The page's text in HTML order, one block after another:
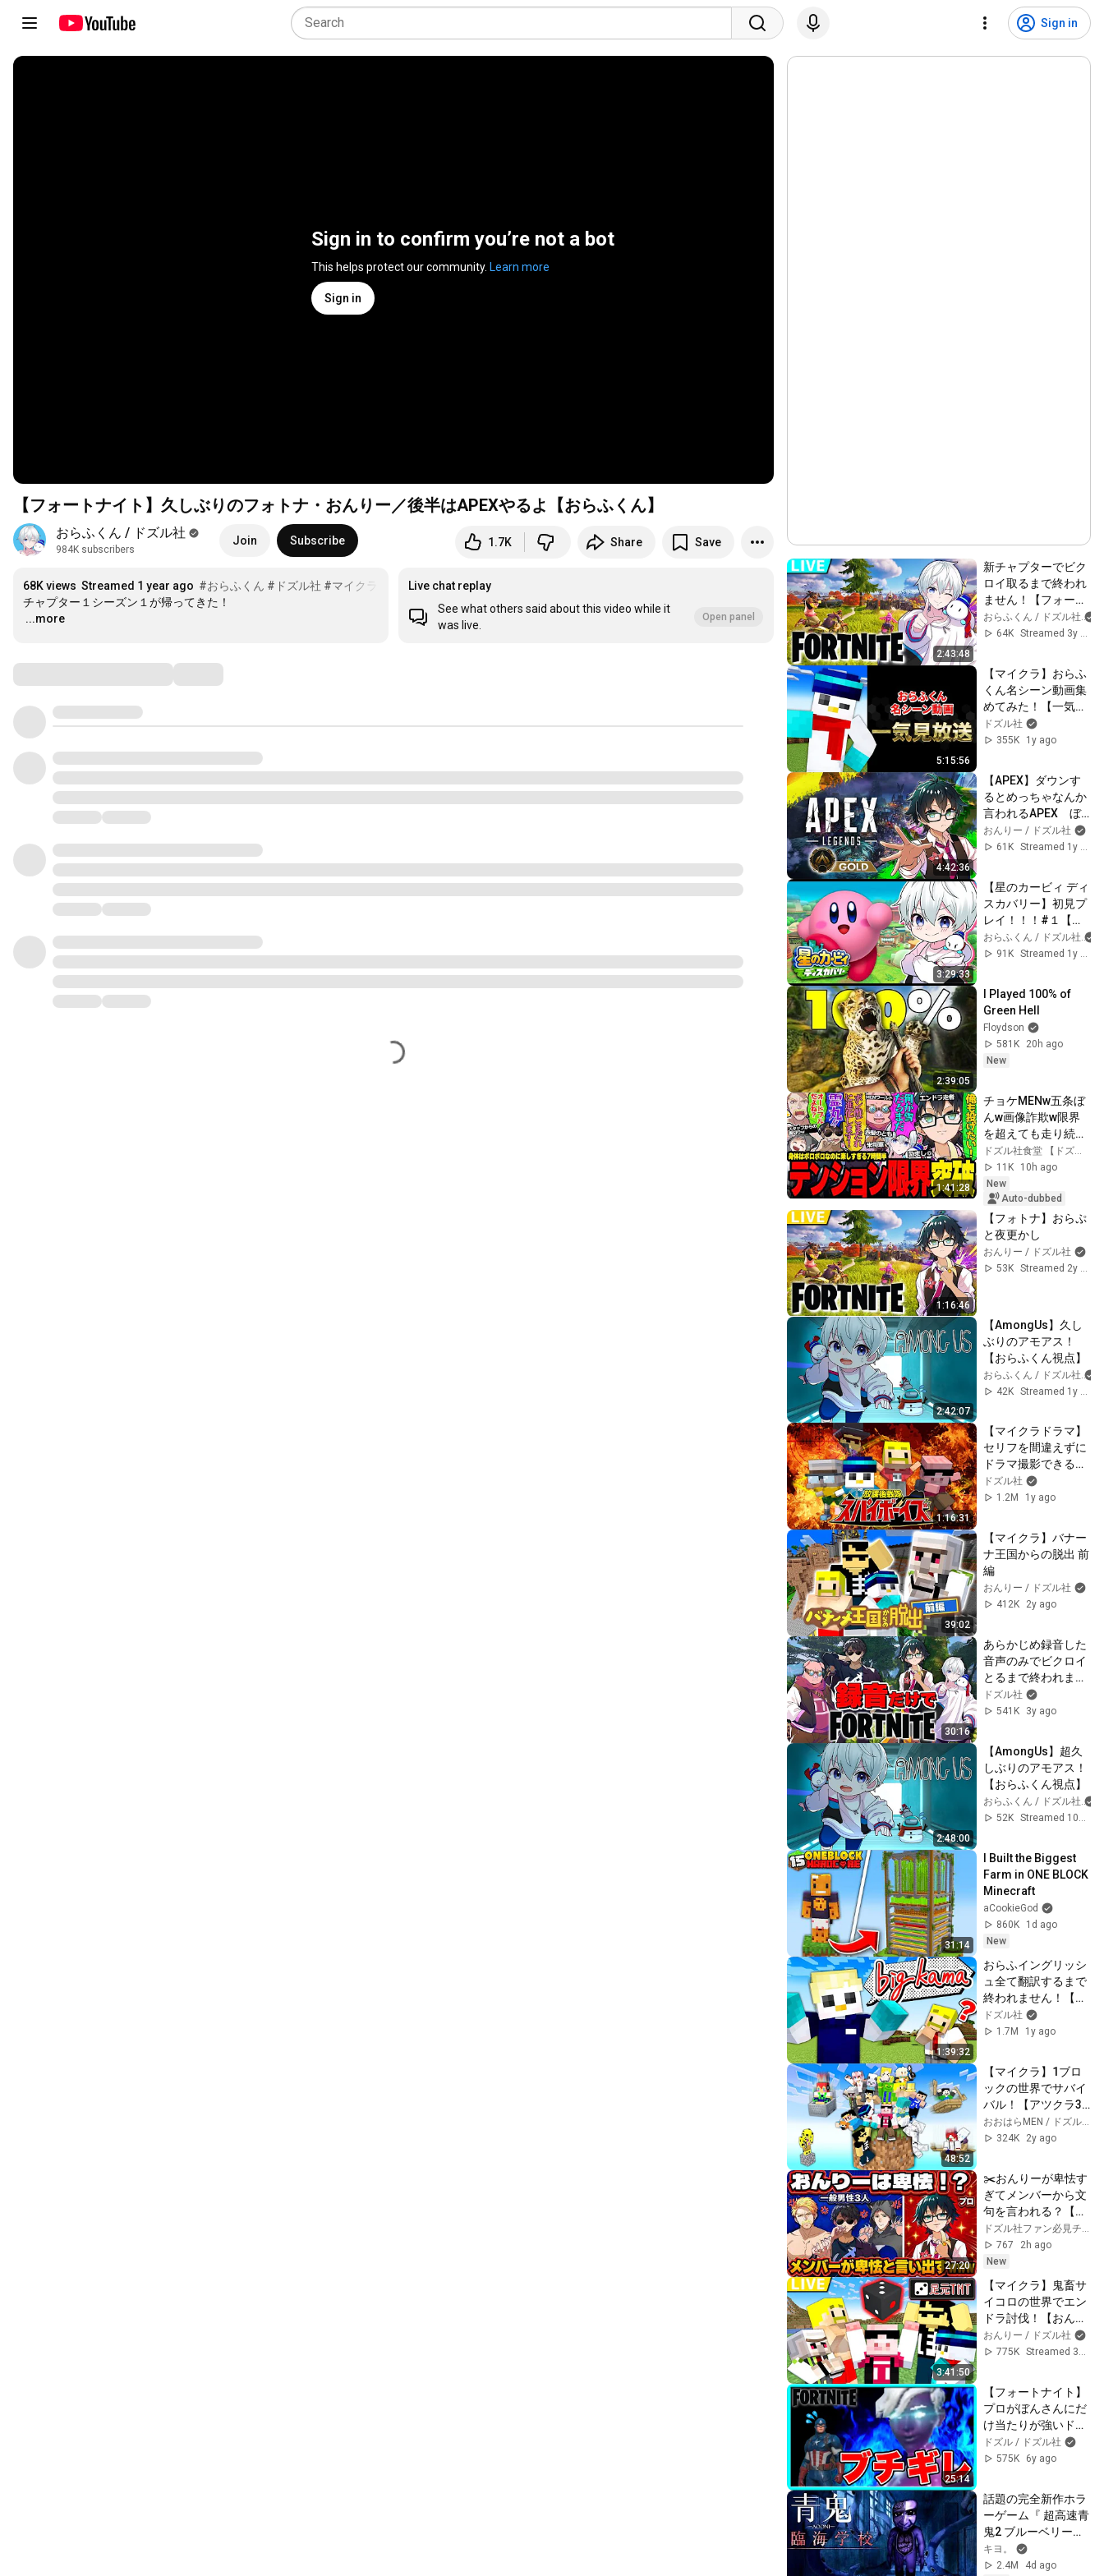
Sign in
Sign in to confirm you’re not a bot
This helps protect our community. Learn more
Sign in
【フォートナイト】久しぶりのフォトナ・おんりー／後半はAPEXやるよ【おらふくん】
おらふくん / ドズル社
984K subscribers
Join Subscribe 1.7K Share Save
68K views Streamed 1 year ago #おらふくん #ドズル社 #マイクラ
…
...more
Live chat replay
See what others said about this video while it
was live.
Open panel
2:43:48
新チャプターでビク
ロイ取るまで終われ
ません！【フォート
ナイト/Fortnite】
【おらふくん視点】
おらふくん / ドズル社
64K
Streamed 3y ago
5:15:56
【マイクラ】おらふ
くん名シーン動画集
めてみた！【一気
見】
ドズル社
355K
1y ago
4:42:36
【APEX】ダウンす
るとめっちゃなんか
言われるAPEX　ぼ
んじゅうるさんおお
はらMENさん
おんりー / ドズル社
61K
Streamed 1y ago
3:29:33
【星のカービィ ディ
スカバリー】初見プ
レイ！！！#１【お
らふくん】
おらふくん / ドズル社
91K
2:39:05
I Played 100% of
Green Hell
Floydson
581K
20h ago
New
1:41:28
チョケMENw五条ぼ
んw画像詐欺w限界
を超えても走り続け
るドズル社が面白す
ぎたw【ドズル社/切
り抜き】【ドズル/
ぼんじゅうる/おお
はらMEN/おんりー/
おらふくん/ネコお
じ】
11K
10h ago
New
Auto-dubbed
1:16:46
【フォトナ】おらぷ
と夜更かし
おんりー / ドズル社
53K
2:42:07
【AmongUs】久し
ぶりのアモアス！
【おらふくん視点】
おらふくん / ドズル社
42K
1:16:31
【マイクラドラマ】
セリフを間違えずに
ドラマ撮影できるま
で終われません！前
編
ドズル社
1.2M
1y ago
39:02
【マイクラ】バナー
ナ王国からの脱出 前
編
おんりー / ドズル社
412K
2y ago
30:16
あらかじめ録音した
音声のみでビクロイ
とるまで終われませ
ん！【フォートナイ
ト/Fortnite】
ドズル社
541K
3y ago
2:48:00
【AmongUs】超久
しぶりのアモアス！
【おらふくん視点】
おらふくん / ドズル社
52K
Streamed 10mo ago
31:14
I Built the Biggest
Farm in ONE BLOCK
Minecraft
aCookieGod
860K
1d ago
New
1:39:32
おらふイングリッシ
ュ全て翻訳するまで
終われません！【マ
イクラ】
ドズル社
1.7M
1y ago
48:52
【マイクラ】1ブロ
ックの世界でサバイ
バル！【アツクラ3
月総集編】
おおはらMEN / ドズル社
324K
2y ago
27:20
✂️おんりーが卑怯す
ぎてメンバーから文
句を言われる？【ド
ズル社/切り抜き】
【ドズル/ぼんじゅ
うる/おおはらMEN/
おんりー/おらふく
ん】
ドズル社ファン必見チャンネル
767
2h ago
New
3:41:50
【マイクラ】鬼畜サ
イコロの世界でエン
ドラ討伐！【おんり
ー視点】
おんりー / ドズル社
775K
Streamed 3y ago
25:14
【フォートナイト】
プロがぼんさんにだ
け当たりが強いドッ
キリが面白すぎた
ww【ドズぼん】
ドズル / ドズル社
575K
6y ago
話題の完全新作ホラ
ーゲーム『 超高速青
鬼2 ブルーベリー臨
海学校 』
キヨ。
2.4M
4d ago